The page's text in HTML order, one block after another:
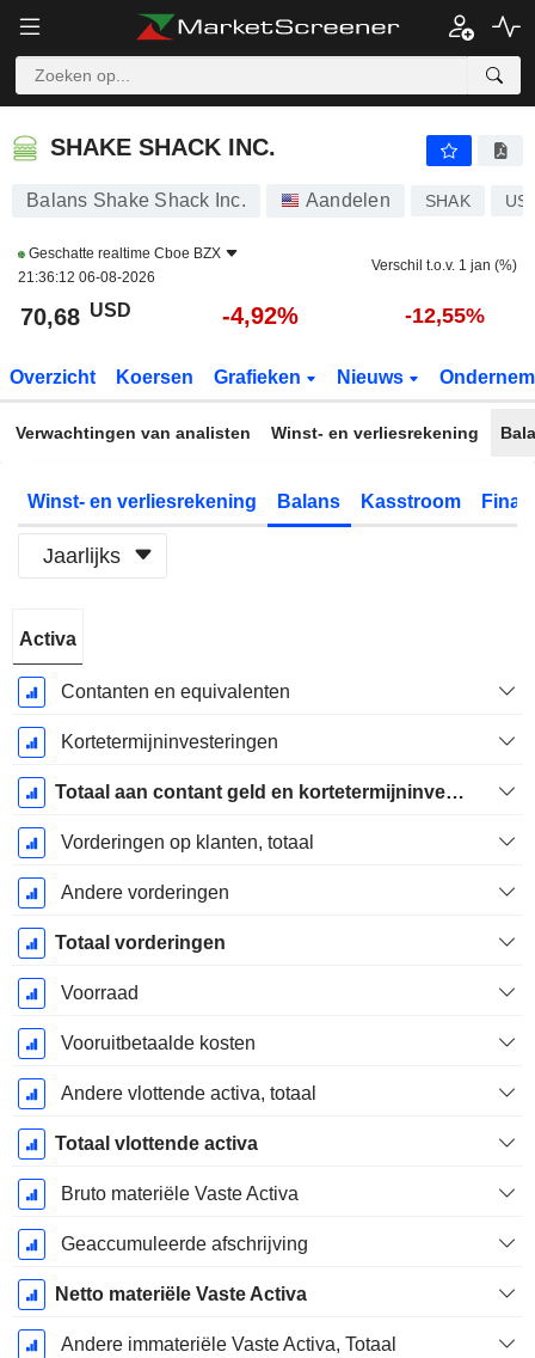
SHAKE SHACK INC.
SHAKE SHACK INC.
Balans Shake Shack Inc. Aandelen SHAK
Geschatte realtime Cboe BZX
21:36:12 06-08-2026
Verschil t.o.v. 1 jan (%)
70,68 USD -4,92% -12,55%
Overzicht Koersen Grafieken Nieuws
Verwachtingen van analisten Winst- en verliesrekening
Winst- en verliesrekening Balans Kasstroom
Jaarlijks
boekjaar:
December
Activa
Contanten en equivalenten
Kortetermijninvesteringen
Totaal aan contant geld en kortetermijninvesteringen
Vorderingen op klanten, totaal
Andere vorderingen
Totaal vorderingen
Voorraad
Vooruitbetaalde kosten
Andere vlottende activa, totaal
Totaal vlottende activa
Bruto materiële Vaste Activa
Geaccumuleerde afschrijving
Netto materiële Vaste Activa
Andere immateriële Vaste Activa, Totaal